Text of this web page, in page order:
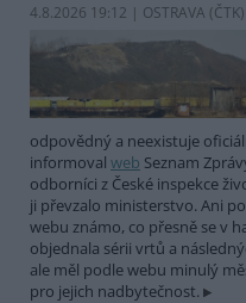
4.8.2026 19:12 | OSTRAVA (ČTK)
odpovědný a neexistuje
informoval web Seznam
odborníci z České inspekce
ji převzalo ministerstvo. Ani
webu známo, co přesně se v
objednala sérii vrtů a
ale měl podle webu minulý
pro jejich nadbytečnost.